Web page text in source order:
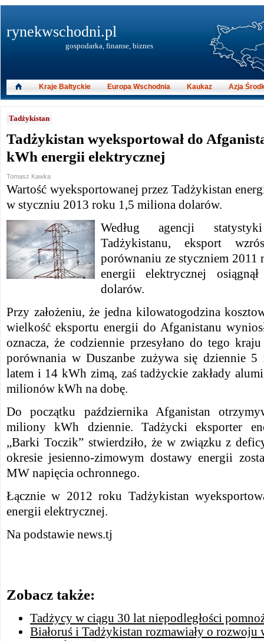
Tadżykistan
Tadżykistan wyeksportował do
kWh energii elektrycznej
Tomasz Kawka
Wartość wyeksportowanej przez Tadżykistan
w styczniu 2013 roku 1,5 miliona dolarów.
Według agencji
Tadżykistanu, eksport
porównaniu ze styczniem 2011
energii elektrycznej
dolarów.
Przy założeniu, że jedna kilowatogodzina
wielkość eksportu energii do Afganistanu
oznacza, że codziennie przesyłano do tego
porównania w Duszanbe zużywa się dziennie
latem i 14 kWh zimą, zaś tadżyckie zakłady
milionów kWh na dobę.
Do początku października Afganistan
miliony kWh dziennie. Tadżycki eksporter
„Barki Toczik” stwierdziło, że w związku z
okresie jesienno-zimowym dostawy energii
MW napięcia ochronnego.
Łącznie w 2012 roku Tadżykistan
energii elektrycznej.
Na podstawie news.tj
Zobacz także:
Tadżycy w ciągu 30 lat niepodległości
Białoruś i Tadżykistan rozmawiały o rozwoju
rynekwschodni.pl
gospodarka, finanse, biznes
Kraje Bałtyckie Europa Wschodnia Kaukaz Azja